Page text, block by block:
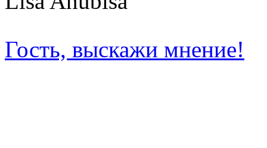
Гость, выскажи мнение!